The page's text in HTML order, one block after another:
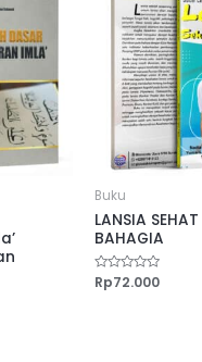
Buku
LANSIA
BAHAGIA
Dinilai
Rp72.000